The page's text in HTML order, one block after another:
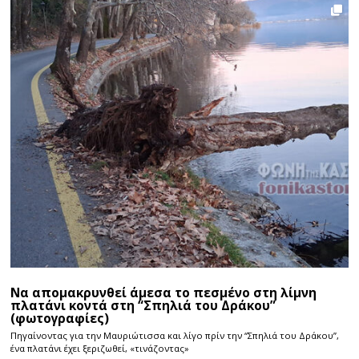
Να απομακρυνθεί άμεσα το πεσμένο στη λίμνη
πλατάνι κοντά στη “Σπηλιά του Δράκου”
(φωτογραφίες)
Πηγαίνοντας για την Μαυριώτισσα και λίγο πρίν την “Σπηλιά του Δράκου”,
ένα πλατάνι έχει ξεριζωθεί, «τινάζοντας»